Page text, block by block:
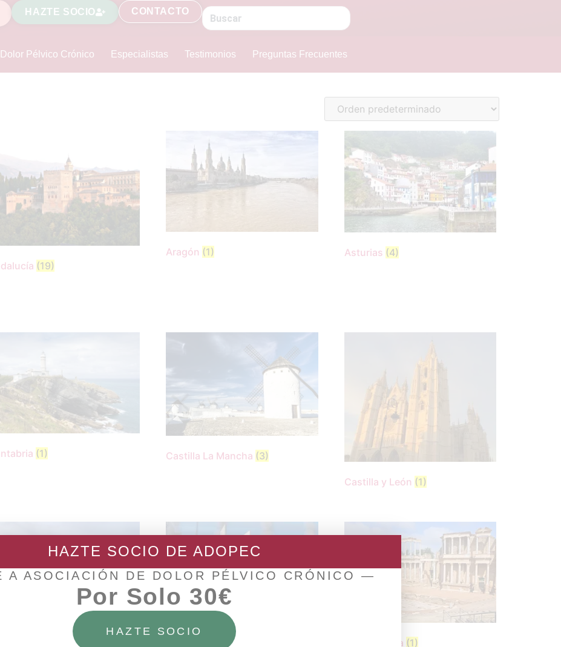
HAZTE SOCIO CONTACTO
Dolor Pélvico Crónico Especialistas Testimonios Preguntas Frecuentes
(19)
Aragón (1) Asturias (4)
(1) Castilla La Mancha (3)
Castilla y León (1)
Valenciana Extremadura (1)
HAZTE SOCIO DE ADOPEC
A ASOCIACIÓN DE DOLOR PÉLVICO CRÓNICO —
Por Solo 30€
HAZTE SOCIO